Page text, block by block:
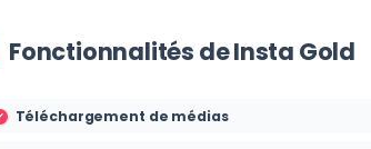
Fonctionnalités de Insta Gold
Téléchargement de médias